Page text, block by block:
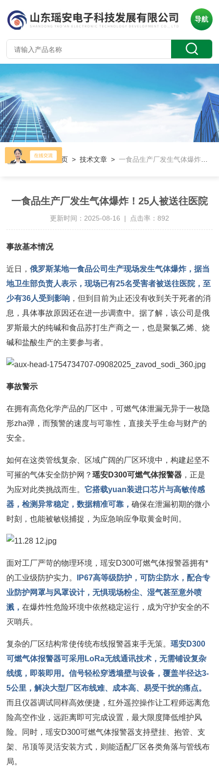
导航
当前位置：首页 >技术文章 >一食品生产厂发生气体爆炸！25人被送往医院
一食品生产厂发生气体爆炸！25人被送往医院
更新时间：2025-08-16 | 点击率：892
事故基本情况
近日，俄罗斯某地一食品公司生产现场发生气体爆炸，据当
地卫生部负责人表示，现场已有25名受害者被送往医院，至
少有36人受到影响 ，但到目前为止还没有收到关于死者的消
息，具体事故原因还在进一步调查中。据了解，该公司是俄
罗斯最大的纯碱和食品苏打生产商之一，也是聚氯乙烯、烧
碱和盐酸生产的主要参与者。
事故警示
在拥有高危化学产品的厂区中，可燃气体泄漏无异于一枚隐
形zha弹，而预警的速度与可靠性，直接关乎生命与财产的
安全。
如何在这类管线复杂、区域广阔的厂区环境中，构建起坚不
可摧的气体安全防护网？瑶安D300可燃气体报警器 ，正是
为应对此类挑战而生。它搭载yuan装进口芯片与高敏传感
器，检测异常稳定，数据精准可靠，确保在泄漏初期的微小
时刻，也能被敏锐捕捉，为应急响应争取黄金时间。
面对工厂严苛的物理环境，瑶安D300可燃气体报警器拥有*
的工业级防护实力。
IP67高等级防护，可防尘防水，配合专
业防护网罩与风罩设计，无惧现场粉尘、湿气甚至意外喷
溅，在爆炸性危险环境中依然稳定运行，成为守护安全的不
灭哨兵。
复杂的厂区结构常使传统布线报警器束手无策。瑶安D300
可燃气体报警器可采用LoRa无线通讯技术，无需铺设复杂
线缆，即装即用。信号轻松穿透墙壁与设备，覆盖半径达3-
5公里，解决大型厂区布线难、成本高、易受干扰的痛点。
而且仪器调试同样高效便捷，红外遥控操作让工程师远离危
险高空作业，远距离即可完成设置，最大限度降低维护风
险。同时，瑶安D300可燃气体报警器支持壁挂、抱管、支
架、吊顶等灵活安装方式，则能适配厂区各类角落与管线布
局。